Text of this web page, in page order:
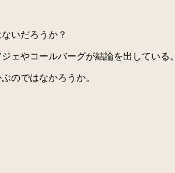
いだろうか？
ェやコールバーグが結論を出している。
のではなかろうか。